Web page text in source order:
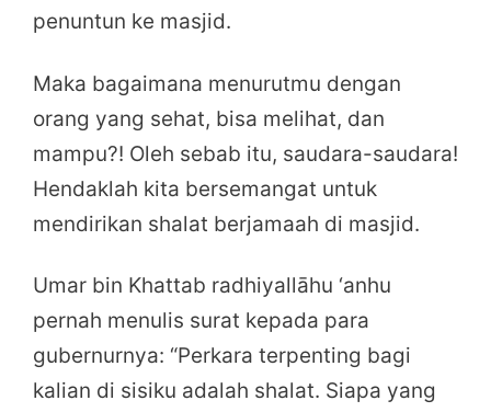
penuntun ke masjid.
Maka bagaimana menurutmu dengan
orang yang sehat, bisa melihat, dan
mampu?! Oleh sebab itu, saudara-saudara!
Hendaklah kita bersemangat untuk
mendirikan shalat berjamaah di masjid.
Umar bin Khattab radhiyallāhu ‘anhu
pernah menulis surat kepada para
gubernurnya: “Perkara terpenting bagi
kalian di sisiku adalah shalat. Siapa yang